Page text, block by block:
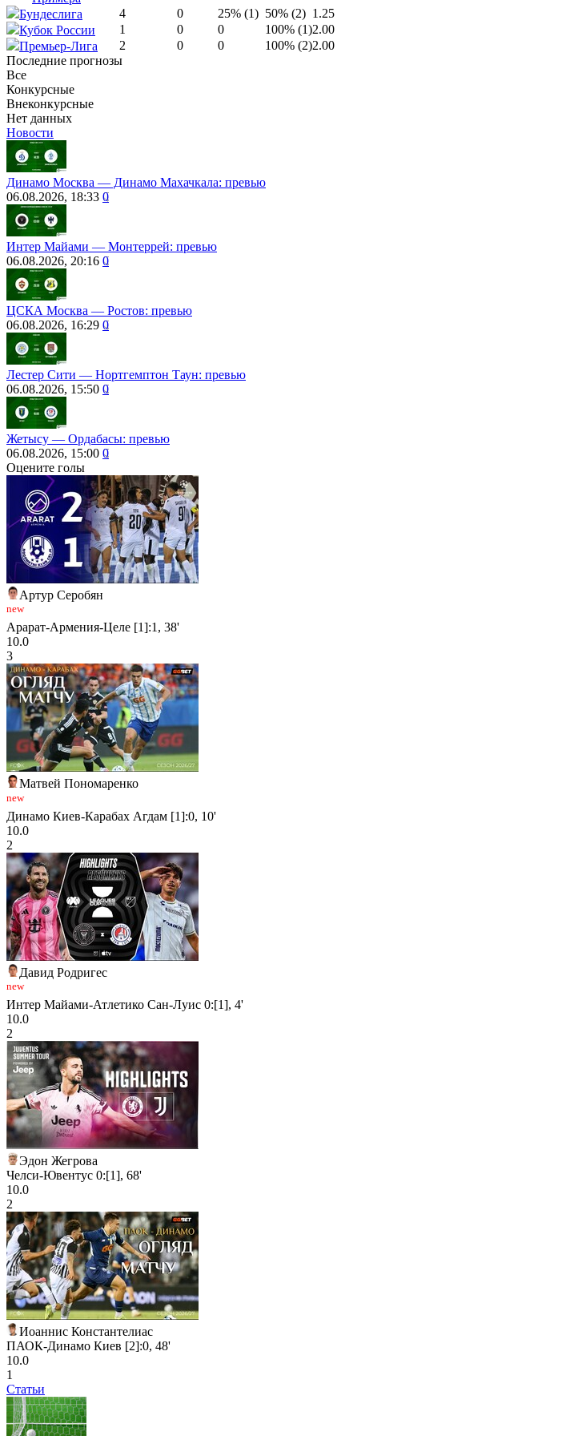
Бундеслига
4 0 25% (1) 50% (2) 1.25
Кубок России
1 0 0 100% (1)2.00
Премьер-Лига
2 0 0 100% (2)2.00
Последние прогнозы
Все
Конкурсные
Внеконкурсные
Нет данных
Новости
Динамо Москва ― Динамо Махачкала: превью
06.08.2026, 18:33 0
Интер Майами — Монтеррей: превью
06.08.2026, 20:16 0
ЦСКА Москва ― Ростов: превью
06.08.2026, 16:29 0
Лестер Сити ― Нортгемптон Таун: превью
06.08.2026, 15:50 0
Жетысу ― Ордабасы: превью
06.08.2026, 15:00 0
Оцените голы
Артур Серобян
new
Арарат-Армения-Целе [1]:1, 38'
10.0
3
Матвей Пономаренко
new
Динамо Киев-Карабах Агдам [1]:0, 10'
10.0
2
Давид Родригес
new
Интер Майами-Атлетико Сан-Луис 0:[1], 4'
10.0
2
Эдон Жегрова
Челси-Ювентус 0:[1], 68'
10.0
2
Иоаннис Константелиас
ПАОК-Динамо Киев [2]:0, 48'
10.0
1
Статьи